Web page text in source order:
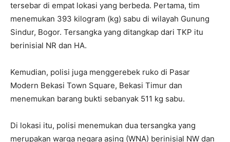
tersebar di empat lokasi yang berbeda. Pertama, tim
menemukan 393 kilogram (kg) sabu di wilayah Gunung
Sindur, Bogor. Tersangka yang ditangkap dari TKP itu
berinisial NR dan HA.
Kemudian, polisi juga menggerebek ruko di Pasar
Modern Bekasi Town Square, Bekasi Timur dan
menemukan barang bukti sebanyak 511 kg sabu.
Di lokasi itu, polisi menemukan dua tersangka yang
merupakan warga negara asing (WNA) berinisial NW dan